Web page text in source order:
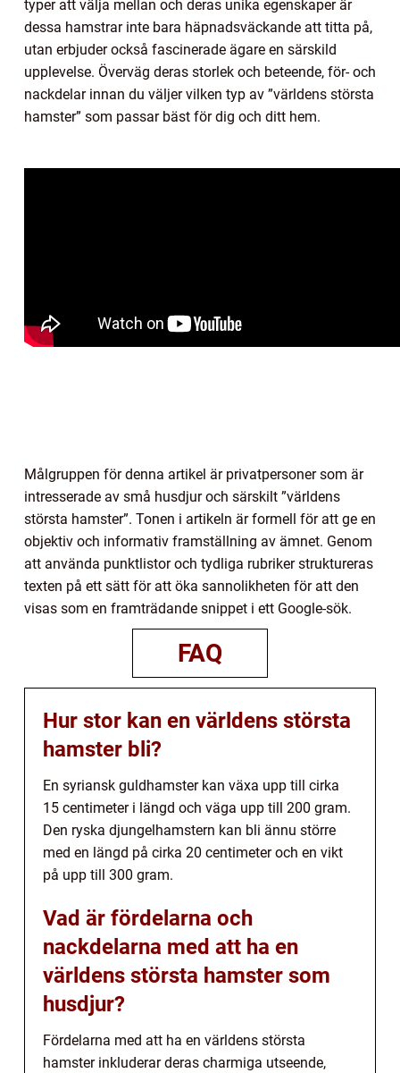
typer att välja mellan och deras unika egenskaper är
dessa hamstrar inte bara häpnadsväckande att titta på,
utan erbjuder också fascinerade ägare en särskild
upplevelse. Överväg deras storlek och beteende, för- och
nackdelar innan du väljer vilken typ av ”världens största
hamster” som passar bäst för dig och ditt hem.
Målgruppen för denna artikel är privatpersoner som är
intresserade av små husdjur och särskilt ”världens
största hamster”. Tonen i artikeln är formell för att ge en
objektiv och informativ framställning av ämnet. Genom
att använda punktlistor och tydliga rubriker struktureras
texten på ett sätt för att öka sannolikheten för att den
visas som en framträdande snippet i ett Google-sök.
FAQ
Hur stor kan en världens största
hamster bli?
En syriansk guldhamster kan växa upp till cirka
15 centimeter i längd och väga upp till 200 gram.
Den ryska djungelhamstern kan bli ännu större
med en längd på cirka 20 centimeter och en vikt
på upp till 300 gram.
Vad är fördelarna och
nackdelarna med att ha en
världens största hamster som
husdjur?
Fördelarna med att ha en världens största
hamster inkluderar deras charmiga utseende,